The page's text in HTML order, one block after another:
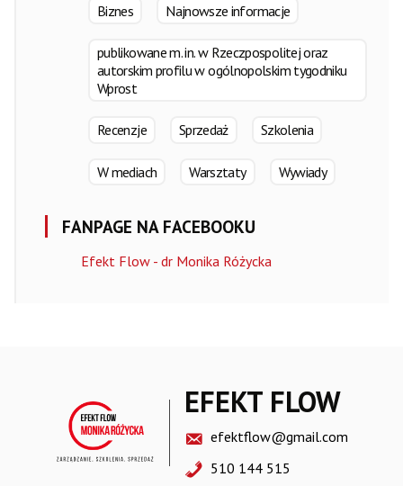
Biznes Najnowsze informacje
publikowane m. in. w Rzeczpospolitej oraz
autorskim profilu w ogólnopolskim tygodniku
Wprost
Recenzje Sprzedaż Szkolenia
W mediach Warsztaty Wywiady
FANPAGE NA FACEBOOKU
Efekt Flow - dr Monika Różycka
EFEKT FLOW
efektflow@gmail.com
510 144 515